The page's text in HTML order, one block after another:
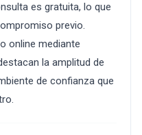
es gratuita, lo que
previo.
online mediante
la amplitud de
de confianza que